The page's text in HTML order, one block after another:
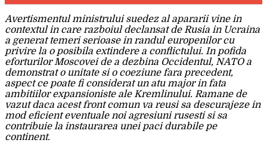
Avertismentul ministrului suedez al apararii vine in
contextul in care razboiul declansat de Rusia in Ucraina
a generat temeri serioase in randul europenilor cu
privire la o posibila extindere a conflictului. In pofida
eforturilor Moscovei de a dezbina Occidentul, NATO a
demonstrat o unitate si o coeziune fara precedent,
aspect ce poate fi considerat un atu major in fata
ambitiilor expansioniste ale Kremlinului. Ramane de
vazut daca acest front comun va reusi sa descurajeze in
mod eficient eventuale noi agresiuni rusesti si sa
contribuie la instaurarea unei paci durabile pe
continent.